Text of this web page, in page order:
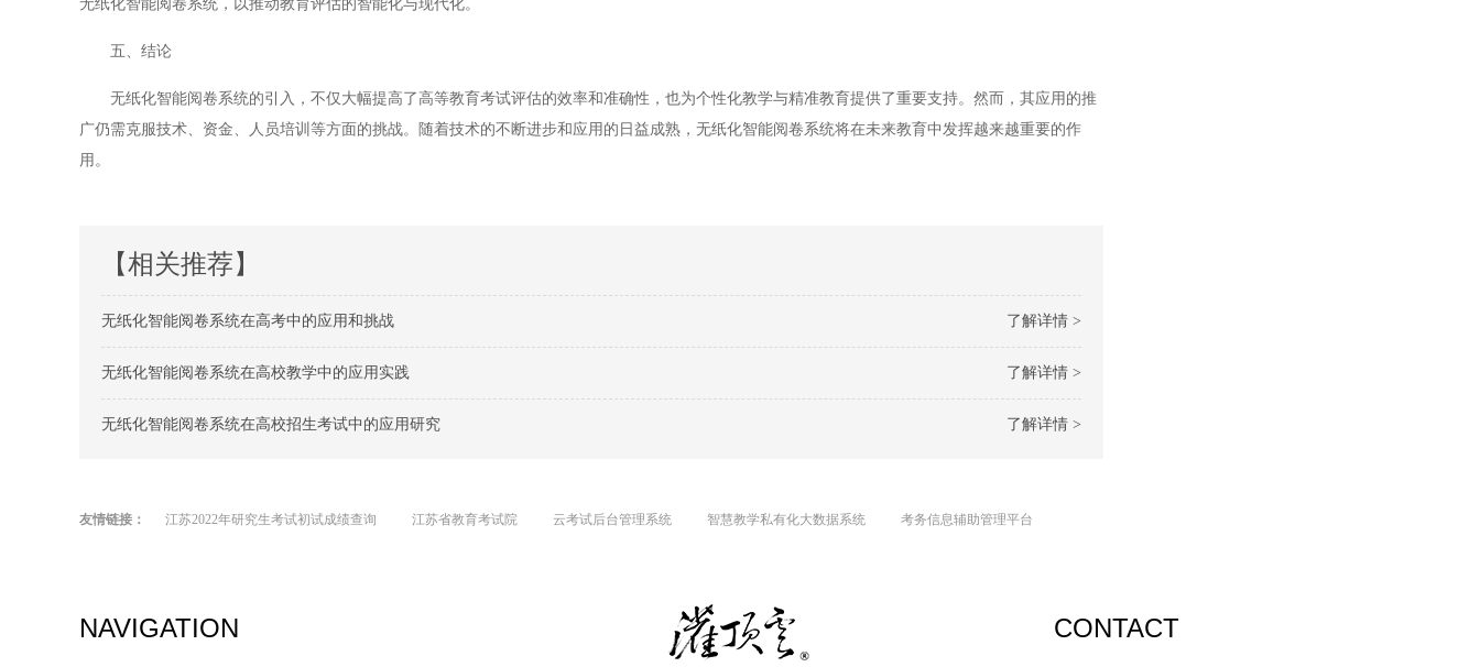
无纸化智能阅卷系统，以推动教育评估的智能化与现代化。
五、结论
无纸化智能阅卷系统的引入，不仅大幅提高了高等教育考试评估的效率和准确性，也为个性化教学与精准教育提供了重要支持。然而，其应用的推
广仍需克服技术、资金、人员培训等方面的挑战。随着技术的不断进步和应用的日益成熟，无纸化智能阅卷系统将在未来教育中发挥越来越重要的作
用。
【相关推荐】
了解详情 >
无纸化智能阅卷系统在高考中的应用和挑战
了解详情 >
无纸化智能阅卷系统在高校教学中的应用实践
了解详情 >
无纸化智能阅卷系统在高校招生考试中的应用研究
友情链接： 江苏2022年研究生考试初试成绩查询 江苏省教育考试院 云考试后台管理系统 智慧教学私有化大数据系统 考务信息辅助管理平台
NAVIGATION CONTACT